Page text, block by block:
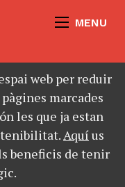
MENU
web per reduir
marcades
les que ja estan
Aquíus
beneficis de tenir